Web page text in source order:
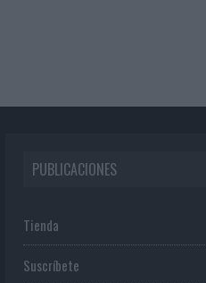
PUBLICACIONES
Tienda
Suscríbete